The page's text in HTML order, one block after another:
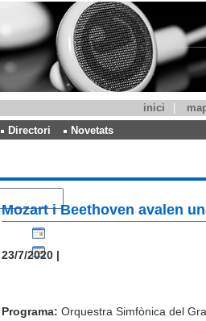
inici
Directori Novetats
Mozart i Beethoven avalen
23/7/2020 |
Programa: Orquestra Simfònica del